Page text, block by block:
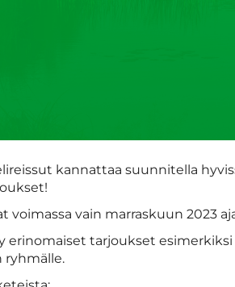
kannattaa suunnitella
voimassa vain marraskuun 2023
erinomaiset tarjoukset
ryhmälle.